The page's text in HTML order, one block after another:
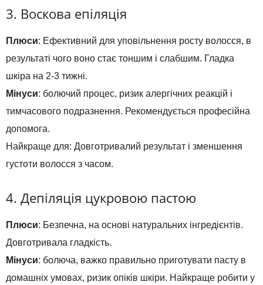
3. Воскова епіляція
Плюси: Ефективний для уповільнення росту волосся, в
результаті чого воно стає тоншим і слабшим. Гладка
шкіра на 2-3 тижні.
Мінуси: болючий процес, ризик алергічних реакцій і
тимчасового подразнення. Рекомендується професійна
допомога.
Найкраще для: Довготривалий результат і зменшення
густоти волосся з часом.
4. Депіляція цукровою пастою
Плюси: Безпечна, на основі натуральних інгредієнтів.
Довготривала гладкість.
Мінуси: болюча, важко правильно приготувати пасту в
домашніх умовах, ризик опіків шкіри. Найкраще робити у